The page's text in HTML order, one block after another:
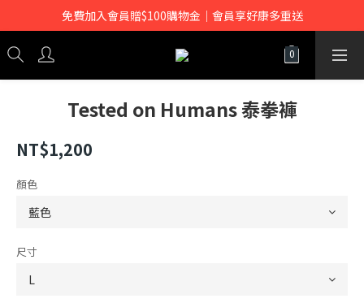
免費加入會員贈$100購物金｜會員享好康多重送
Tested on Humans 泰拳褲
NT$1,200
顏色
尺寸